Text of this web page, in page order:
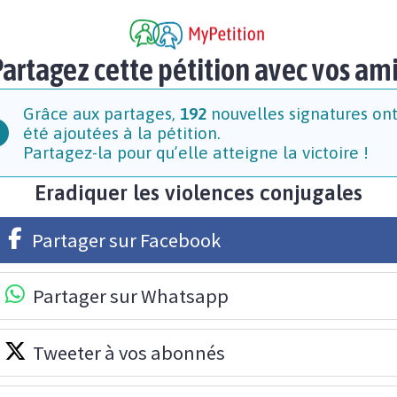
cette pétition avec vos
Grâce aux partages, 192nouvelles signatures ont
été ajoutées à la pétition.
Partagez-la pour qu’elle atteigne la victoire !
Eradiquer les violences conjugales
Partager sur Facebook
Partager sur Whatsapp
Tweeter à vos abonnés